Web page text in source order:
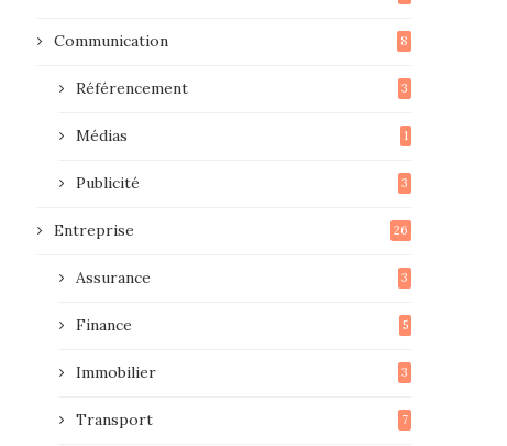
Communication 8
Référencement 3
Médias 1
Publicité 3
Entreprise 26
Assurance 3
Finance 5
Immobilier 3
Transport 7